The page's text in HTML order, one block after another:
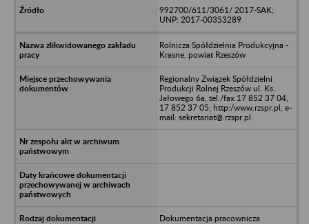
992700/611/3061/ 2017-SAK;
UNP: 2017-00353289
Rolnicza Spółdzielnia Produkcyjna -
Krasne, powiat Rzeszów
Regionalny Związek Spółdzielni
Produkcji Rolnej Rzeszów ul. Ks.
Jałowego 6a, tel./fax 17 852 37 04,
17 852 37 05; http:/www.rzspr.pl, e-
mail: sekretariat@.rzspr.pl
Dokumentacja pracownicza